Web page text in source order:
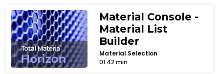
Material Console -
Material List
Builder
Material Selection
01:42 min